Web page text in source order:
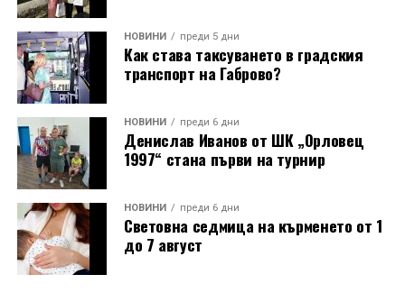
НОВИНИ преди 5 дни
Как става таксуването в градския
транспорт на Габрово?
НОВИНИ преди 6 дни
Денислав Иванов от ШК „Орловец
1997“ стана първи на турнир
НОВИНИ преди 6 дни
Световна седмица на кърменето от 1
до 7 август